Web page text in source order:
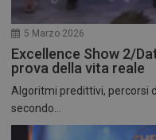
5 Marzo 2026
Excellence Show 2/
prova della vita reale
Algoritmi predittivi, percorsi
secondo...